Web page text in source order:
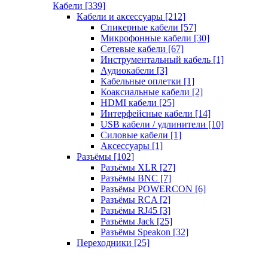
Кабели [339]
Кабели и аксессуары [212]
Спикерные кабели [57]
Микрофонные кабели [30]
Сетевые кабели [67]
Инструментальный кабель [1]
Аудиокабели [3]
Кабельные оплетки [1]
Коаксиальные кабели [2]
HDMI кабели [25]
Интерфейсные кабели [14]
USB кабели / удлинители [10]
Силовые кабели [1]
Аксессуары [1]
Разъёмы [102]
Разъёмы XLR [27]
Разъёмы BNC [7]
Разъёмы POWERCON [6]
Разъёмы RCA [2]
Разъёмы RJ45 [3]
Разъёмы Jack [25]
Разъёмы Speakon [32]
Переходники [25]